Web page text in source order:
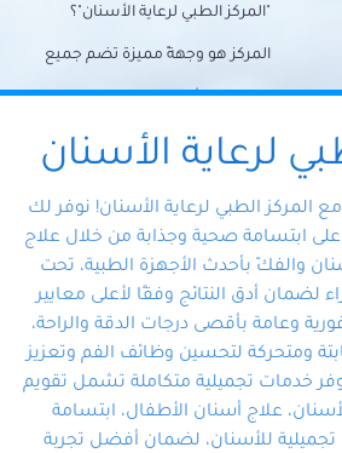
"المركز الطبي لرعاية الأسنان"؟
المركز هو وجهةً مميزة تضم جميع
احتياجات الأسنان تحت سقف واحد،
وتضمن لك حلاً شاملًا لجميع
المتخصص ذوي الخبرة، ستجد نفسك
في أيد أمينة تلبي احتياجاتك بكل
احترافية ودقة.
لرعاية الأسنان
الطبي لرعاية الأسنان! نوفر لك
ابتسامة صحية وجذابة من خلال علاج
والفكّ بأحدث الأجهزة الطبية، تحت
لضمان أدق النتائج وفقًا لأعلى معايير
وعامة بأقصى درجات الدقة والراحة،
ومتحركة لتحسين وظائف الفم وتعزيز
خدمات تجميلية متكاملة تشمل تقويم
علاج أسنان الأطفال، ابتسامة
للأسنان، لضمان أفضل تجربة